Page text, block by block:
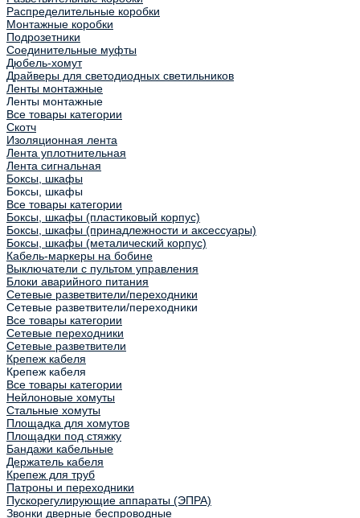
Распределительные коробки
Монтажные коробки
Подрозетники
Соединительные муфты
Дюбель-хомут
Драйверы для светодиодных светильников
Ленты монтажные
Ленты монтажные
Все товары категории
Скотч
Изоляционная лента
Лента уплотнительная
Лента сигнальная
Боксы, шкафы
Боксы, шкафы
Все товары категории
Боксы, шкафы (пластиковый корпус)
Боксы, шкафы (принадлежности и аксессуары)
Боксы, шкафы (металический корпус)
Кабель-маркеры на бобине
Выключатели с пультом управления
Блоки аварийного питания
Сетевые разветвители/переходники
Сетевые разветвители/переходники
Все товары категории
Сетевые переходники
Сетевые разветвители
Крепеж кабеля
Крепеж кабеля
Все товары категории
Нейлоновые хомуты
Стальные хомуты
Площадка для хомутов
Площадки под стяжку
Бандажи кабельные
Держатель кабеля
Крепеж для труб
Патроны и переходники
Пускорегулирующие аппараты (ЭПРА)
Звонки дверные беспроводные